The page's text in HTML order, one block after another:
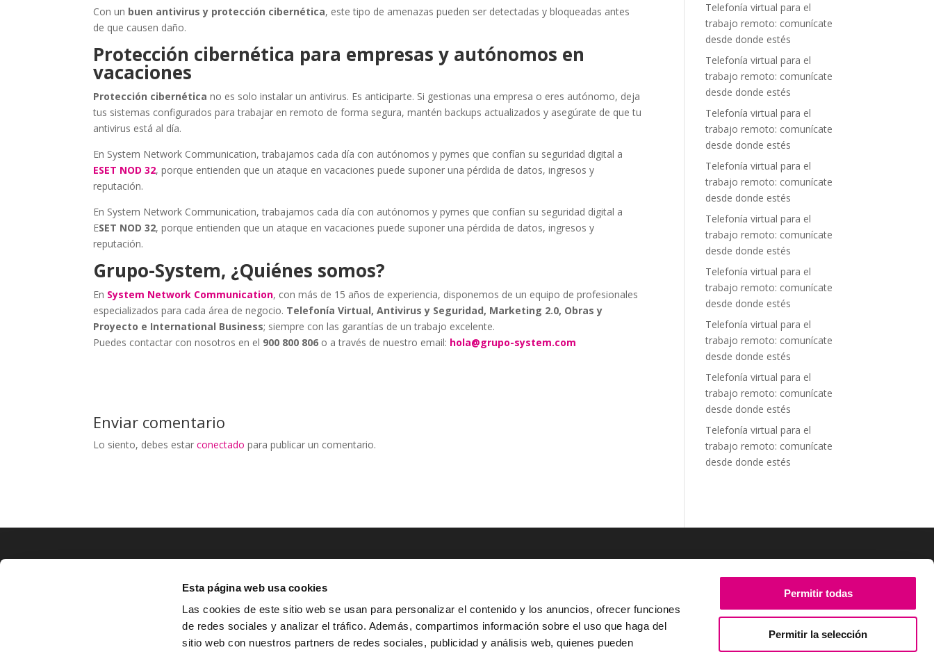
Esta página web usa cookies
Las cookies de este sitio web se usan para personalizar el contenido y los anuncios, ofrecer funciones
de redes sociales y analizar el tráfico. Además, compartimos información sobre el uso que haga del
sitio web con nuestros partners de redes sociales, publicidad y análisis web, quienes pueden
Permitir todas
Permitir la selección
Con un buen antivirus y protección cibernética, este tipo de amenazas pueden ser detectadas y bloqueadas antes
de que causen daño.
Protección cibernética para empresas y autónomos en
vacaciones
Protección cibernética no es solo instalar un antivirus. Es anticiparte. Si gestionas una empresa o eres autónomo, deja
tus sistemas configurados para trabajar en remoto de forma segura, mantén backups actualizados y asegúrate de que tu
antivirus está al día.
En System Network Communication, trabajamos cada día con autónomos y pymes que confían su seguridad digital a
ESET NOD 32, porque entienden que un ataque en vacaciones puede suponer una pérdida de datos, ingresos y
reputación.
En System Network Communication, trabajamos cada día con autónomos y pymes que confían su seguridad digital a
ESET NOD 32, porque entienden que un ataque en vacaciones puede suponer una pérdida de datos, ingresos y
reputación.
Grupo-System, ¿Quiénes somos?
En System Network Communication, con más de 15 años de experiencia, disponemos de un equipo de profesionales
especializados para cada área de negocio. Telefonía Virtual, Antivirus y Seguridad, Marketing 2.0, Obras y
Proyecto e International Business; siempre con las garantías de un trabajo excelente.
Puedes contactar con nosotros en el 900 800 806 o a través de nuestro email: hola@grupo-system.com
Enviar comentario
Lo siento, debes estarconectado para publicar un comentario.
Telefonía virtual para el
trabajo remoto: comunícate
desde donde estés
Telefonía virtual para el
trabajo remoto: comunícate
desde donde estés
Telefonía virtual para el
trabajo remoto: comunícate
desde donde estés
Telefonía virtual para el
trabajo remoto: comunícate
desde donde estés
Telefonía virtual para el
trabajo remoto: comunícate
desde donde estés
Telefonía virtual para el
trabajo remoto: comunícate
desde donde estés
Telefonía virtual para el
trabajo remoto: comunícate
desde donde estés
Telefonía virtual para el
trabajo remoto: comunícate
desde donde estés
Telefonía virtual para el
trabajo remoto: comunícate
desde donde estés
LOCALIZACIÓN
Av. Zaragoza, Nº37, 1ºB,
31500 Tudela, Navarra
CONTACTO
 Tel.: (+34) 900 800 806 ^ Aviso Legal